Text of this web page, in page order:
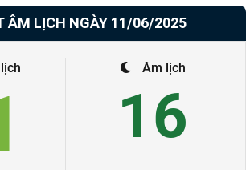
ÂM LỊCH NGÀY 11/06/2025
Âm lịch
16